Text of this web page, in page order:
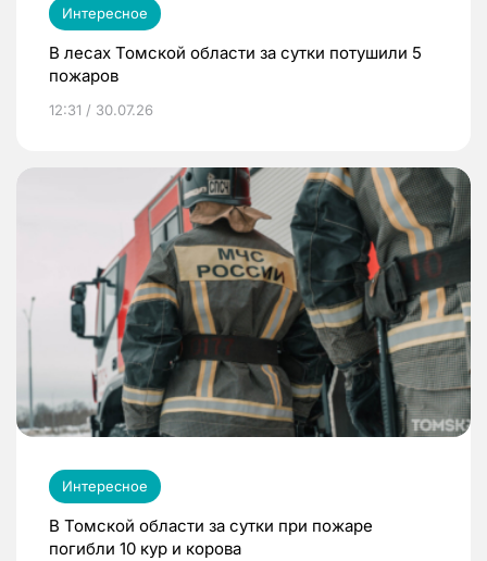
Интересное
В лесах Томской области за сутки потушили 5
пожаров
12:31 / 30.07.26
Интересное
В Томской области за сутки при пожаре
погибли 10 кур и корова